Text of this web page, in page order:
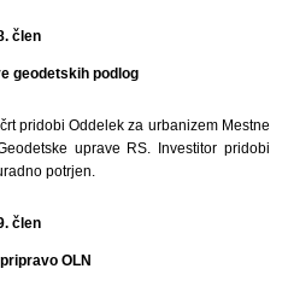
člen
geodetskih podlog
pridobi Oddelek za urbanizem Mestne
uprave RS. Investitor pridobi
potrjen.
člen
OLN